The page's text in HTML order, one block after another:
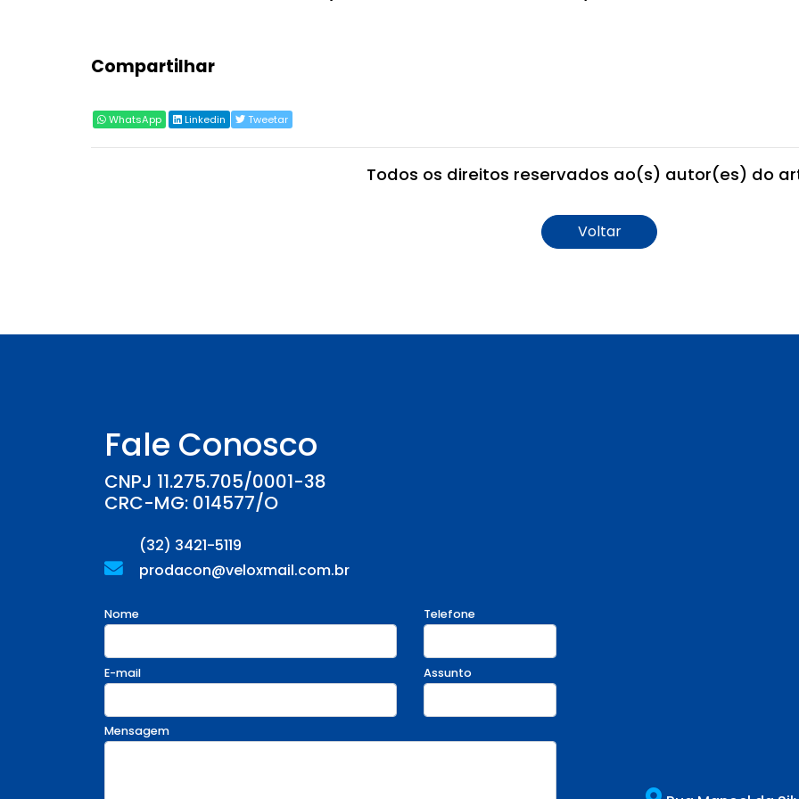
Compartilhar
WhatsApp Linkedin Tweetar
Todos os direitos reservados ao(s) autor(es) do
Voltar
Fale Conosco
CNPJ 11.275.705/0001-38
CRC-MG: 014577/O
(32) 3421-5119
prodacon@veloxmail.com.br
Nome Telefone
E-mail Assunto
Mensagem